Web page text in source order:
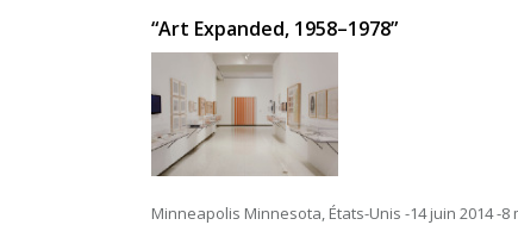
“Art Expanded, 1958–1978”
Minneapolis Minnesota, États-Unis -14 juin 2014 -8